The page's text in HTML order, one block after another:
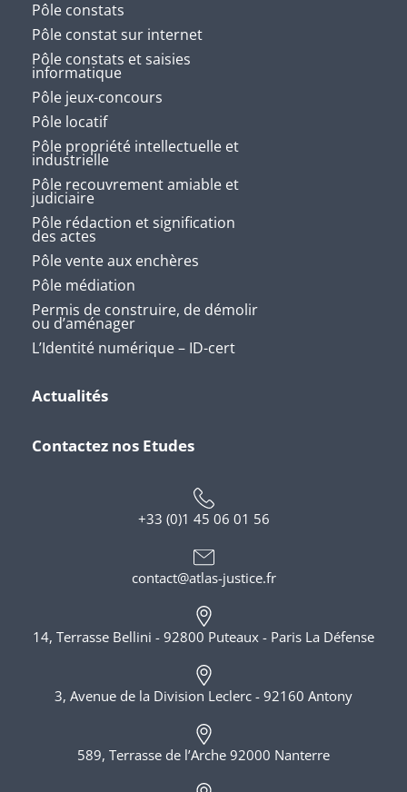
Pôle constats
Pôle constat sur internet
Pôle constats et saisies
informatique
Pôle jeux-concours
Pôle locatif
Pôle propriété intellectuelle et
industrielle
Pôle recouvrement amiable et
judiciaire
Pôle rédaction et signification
des actes
Pôle vente aux enchères
Pôle médiation
Permis de construire, de démolir
ou d’aménager
L’Identité numérique – ID-cert
Actualités
Contactez nos Etudes
+33 (0)1 45 06 01 56
contact@atlas-justice.fr
14, Terrasse Bellini - 92800 Puteaux - Paris La Défense
3, Avenue de la Division Leclerc - 92160 Antony
589, Terrasse de l’Arche 92000 Nanterre